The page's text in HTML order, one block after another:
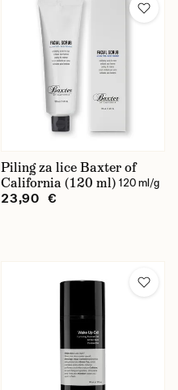
Piling za lice Baxter of
California (120 ml) 120 ml/g
23,90 €